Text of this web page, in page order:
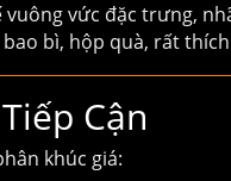
vức đặc trưng,
bì, hộp quà, rất
Cận
khúc giá: